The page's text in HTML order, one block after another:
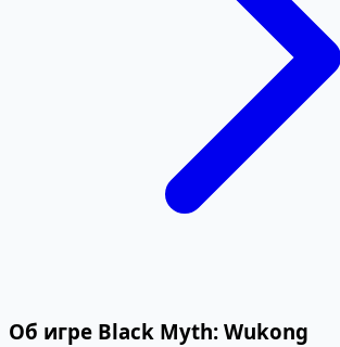
Об игре Black Myth: Wukong